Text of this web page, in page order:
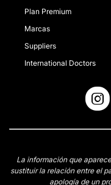
Plan Premium
Marcas
Suppliers
International Doctors
La información que
sustituir la relación entre el
apología de un